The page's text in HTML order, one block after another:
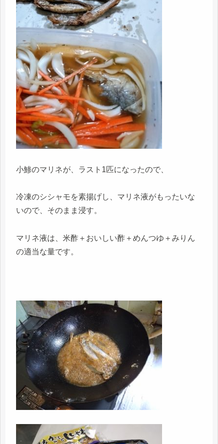
小鯵のマリネが、ラスト1匹になったので、
冷凍のシシャモを素揚げし、マリネ液がもったいな
いので、そのまま浸す。
マリネ液は、米酢＋おいしい酢＋めんつゆ＋みりん
の適当な量です。